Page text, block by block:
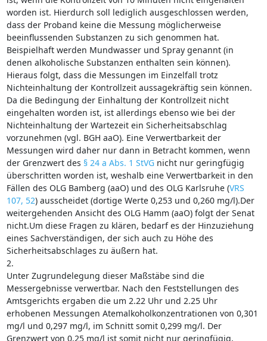
worden ist. Hierdurch soll lediglich ausgeschlossen werden,
dass der Proband keine die Messung möglicherweise
beeinflussenden Substanzen zu sich genommen hat.
Beispielhaft werden Mundwasser und Spray genannt (in
denen alkoholische Substanzen enthalten sein können).
Hieraus folgt, dass die Messungen im Einzelfall trotz
Nichteinhaltung der Kontrollzeit aussagekräftig sein können.
Da die Bedingung der Einhaltung der Kontrollzeit nicht
eingehalten worden ist, ist allerdings ebenso wie bei der
Nichteinhaltung der Wartezeit ein Sicherheitsabschlag
vorzunehmen (vgl. BGH aaO). Eine Verwertbarkeit der
Messungen wird daher nur dann in Betracht kommen, wenn
der Grenzwert des § 24 a Abs. 1 StVGnicht nur geringfügig
überschritten worden ist, weshalb eine Verwertbarkeit in den
Fällen des OLG Bamberg (aaO) und des OLG Karlsruhe (VRS
107, 52) ausscheidet (dortige Werte 0,253 und 0,260 mg/l).Der
weitergehenden Ansicht des OLG Hamm (aaO) folgt der Senat
nicht.Um diese Fragen zu klären, bedarf es der Hinzuziehung
eines Sachverständigen, der sich auch zu Höhe des
Sicherheitsabschlages zu äußern hat.
2.
Unter Zugrundelegung dieser Maßstäbe sind die
Messergebnisse verwertbar. Nach den Feststellungen des
Amtsgerichts ergaben die um 2.22 Uhr und 2.25 Uhr
erhobenen Messungen Atemalkoholkonzentrationen von 0,301
mg/l und 0,297 mg/l, im Schnitt somit 0,299 mg/l. Der
Grenzwert von 0,25 mg/l ist somit nicht nur geringfügig,